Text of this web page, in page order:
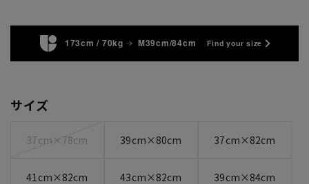
173cm / 70kg M39cm/84cm Find your size
サイズ
37cm×78cm 39cm×80cm 37cm×82cm
41cm×82cm 43cm×82cm 39cm×84cm